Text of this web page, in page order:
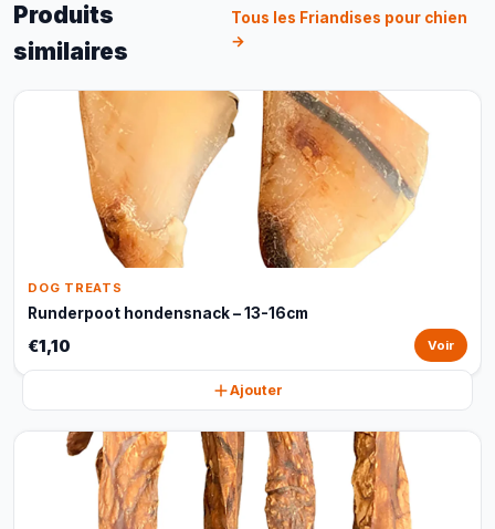
Produits
similaires
Tous les Friandises pour chien
→
DOG TREATS
Runderpoot hondensnack – 13-16cm
€1,10 Voir
Ajouter